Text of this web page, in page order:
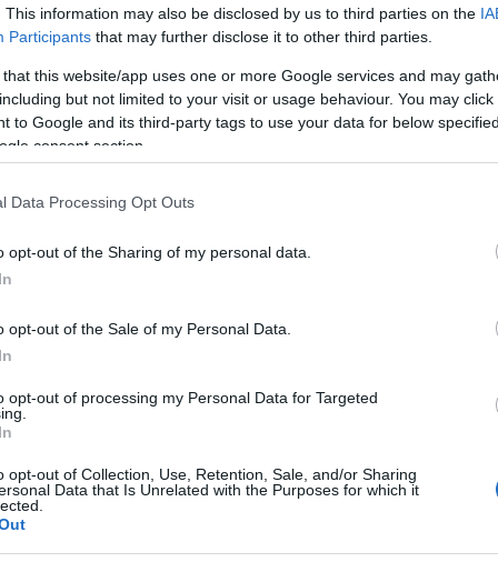
This information may also be disclosed by us to third parties on the
Participants that may further disclose it to other third parties.
that this website/app uses one or more Google services and may
but not limited to your visit or usage behaviour. You may
to Google and its third-party tags to use your data for below
consent section.
Data Processing Opt Outs
opt-out of the Sharing of my personal data.
opt-out of the Sale of my Personal Data.
opt-out of processing my Personal Data for Targeted
opt-out of Collection, Use, Retention, Sale, and/or Sharing
Data that Is Unrelated with the Purposes for which it
czarnowidzki; czarnowidzkich; czarnowidzkie;
czarnowidzkim; czarnowidzkimi
nieczarnowidzki; nieczarnowidzkich;
nieczarnowidzkiemu; nieczarnowidzkim;